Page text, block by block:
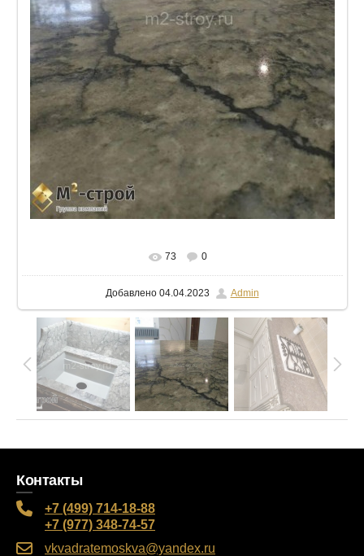
73
0
Добавлено04.04.2023 Admin
Контакты
+7 (499) 714-18-88
+7 (977) 348-74-57
vkvadratemoskva@yandex.ru